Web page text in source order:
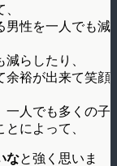
男性を一人でも減
らしたり、
余裕が出来て笑顔
一人でも多くの子
によって、
なと強く思いま